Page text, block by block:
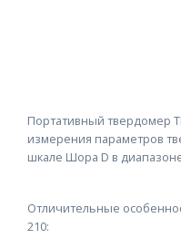
Портативный твердомер
измерения параметров
шкале Шора D в
Отличительные
210: